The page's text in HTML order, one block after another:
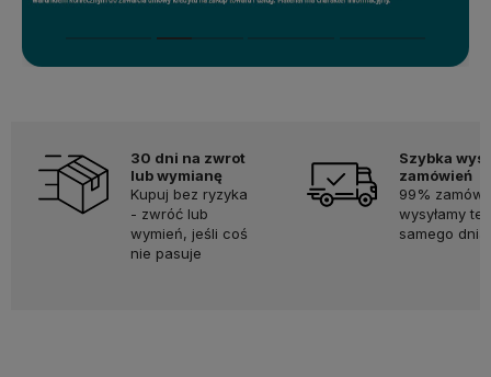
30 dni na zwrot
lub wymianę
Kupuj bez ryzyka
- zwróć lub
wymień, jeśli coś
nie pasuje
Szybka
zamówień
99%
wysyłamy
samego dnia.